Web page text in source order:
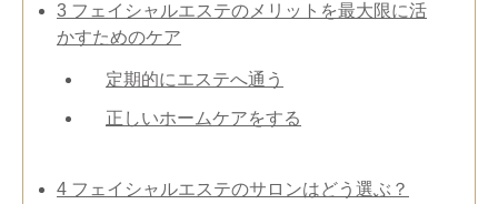
3 フェイシャルエステのメリットを最大限に活
かすためのケア
定期的にエステへ通う
正しいホームケアをする
4 フェイシャルエステのサロンはどう選ぶ？